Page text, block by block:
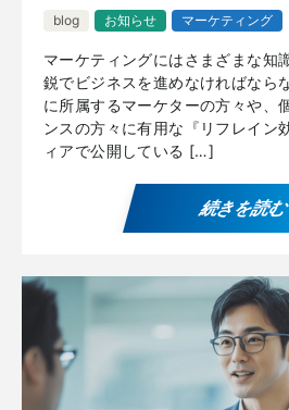
blog
お知らせ マーケティング
マーケティングにはさまざまな知
鋭でビジネスを進めなければなら
に所属するマーケターの方々や、
ンスの方々に有用な『リフレイン
ィアで公開している […]
続きを読む